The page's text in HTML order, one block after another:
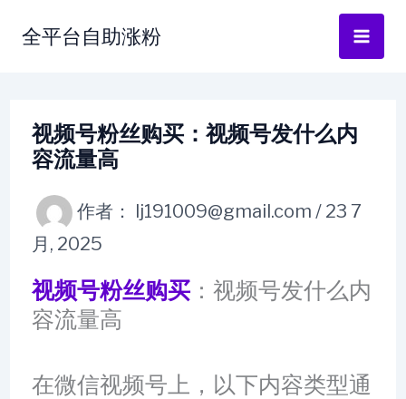
全平台自助涨粉
视频号粉丝购买：视频号发什么内
容流量高
作者： lj191009@gmail.com / 23 7
月, 2025
视频号粉丝购买：视频号发什么内
容流量高
在微信视频号上，以下内容类型通